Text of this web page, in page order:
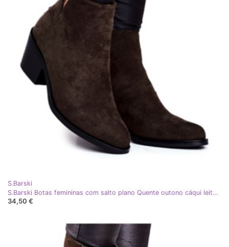
S.Barski
S.Barski Botas femininas com salto plano Quente outono cáqui leitoso
34,50 €